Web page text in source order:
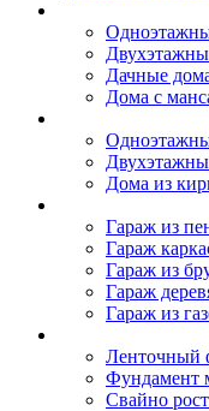
Дачные
Дома с
Дома из
Гараж из
Гараж
Гараж из
Гараж
Гараж из
Ленточный
Фундамент
Свайно